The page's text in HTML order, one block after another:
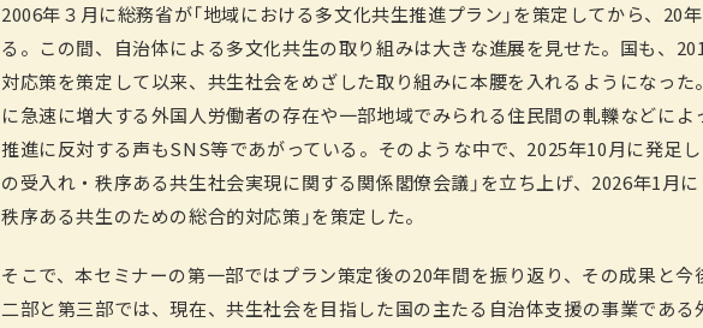
2006年３月に総務省が「地域における多文化共生推進プラン」を策定してから、20
る。この間、自治体による多文化共生の取り組みは大きな進展を見せた。国も、
対応策を策定して以来、共生社会をめざした取り組みに本腰を入れるようになっ
に急速に増大する外国人労働者の存在や一部地域でみられる住民間の軋轢などによ
推進に反対する声もSNS等であがっている。そのような中で、2025年10月に発足し
の受入れ・秩序ある共生社会実現に関する関係閣僚会議」を立ち上げ、2026年1月に
秩序ある共生のための総合的対応策」を策定した。
そこで、本セミナーの第一部ではプラン策定後の20年間を振り返り、その成果と
二部と第三部では、現在、共生社会を目指した国の主たる自治体支援の事業であ